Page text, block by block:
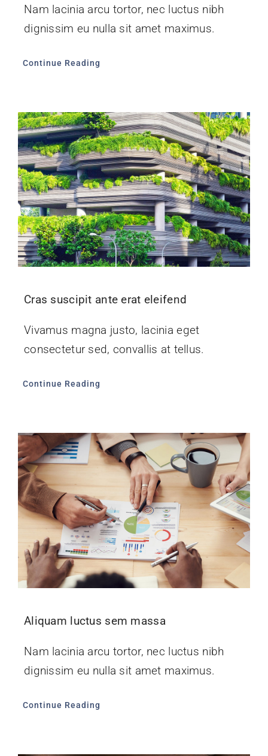
Nam lacinia arcu tortor, nec luctus nibh
dignissim eu nulla sit amet maximus.
Continue Reading
Cras suscipit ante erat eleifend
Vivamus magna justo, lacinia eget
consectetur sed, convallis at tellus.
Continue Reading
Aliquam luctus sem massa
Nam lacinia arcu tortor, nec luctus nibh
dignissim eu nulla sit amet maximus.
Continue Reading